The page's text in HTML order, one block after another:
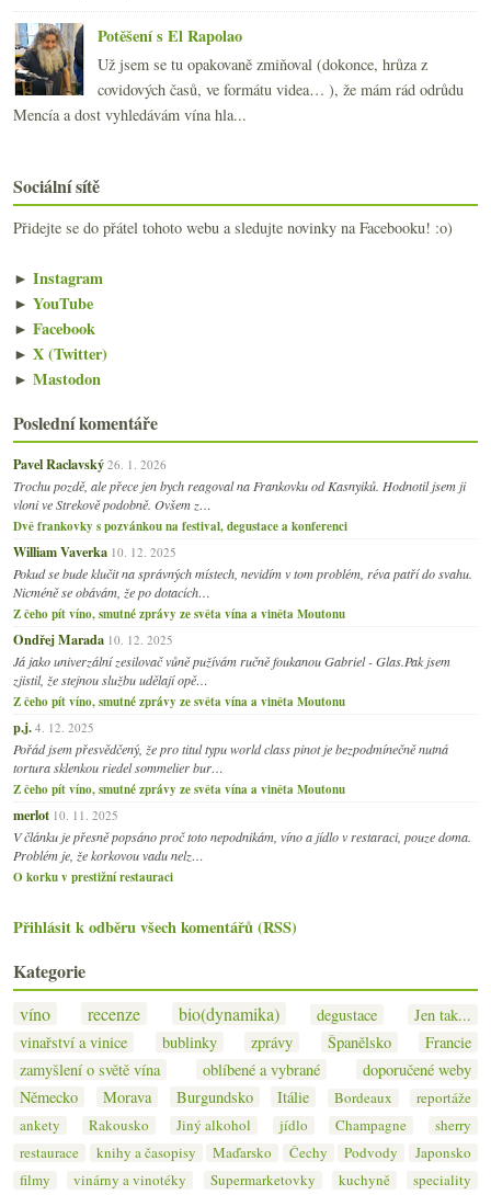
Potěšení s El Rapolao
Už jsem se tu opakovaně zmiňoval (dokonce, hrůza z
covidových časů, ve formátu videa… ), že mám rád odrůdu
Mencía a dost vyhledávám vína hla...
Sociální sítě
Přidejte se do přátel tohoto webu a sledujte novinky na Facebooku! :o)
► Instagram
► YouTube
► Facebook
► X (Twitter)
► Mastodon
Poslední komentáře
Pavel Raclavský 26. 1. 2026
Trochu pozdě, ale přece jen bych reagoval na Frankovku od Kasnyiků. Hodnotil jsem ji
vloni ve Strekově podobně. Ovšem z…
Dvě frankovky s pozvánkou na festival, degustace a konferenci
William Vaverka 10. 12. 2025
Pokud se bude klučit na správných místech, nevidím v tom problém, réva patří do svahu.
Nicméně se obávám, že po dotacích…
Z čeho pít víno, smutné zprávy ze světa vína a viněta Moutonu
Ondřej Marada 10. 12. 2025
Já jako univerzální zesilovač vůně pužívám ručně foukanou Gabriel - Glas.Pak jsem
zjistil, že stejnou službu udělají opě…
Z čeho pít víno, smutné zprávy ze světa vína a viněta Moutonu
p.j. 4. 12. 2025
Pořád jsem přesvědčený, že pro titul typu world class pinot je bezpodmínečně nutná
tortura sklenkou riedel sommelier bur…
Z čeho pít víno, smutné zprávy ze světa vína a viněta Moutonu
merlot 10. 11. 2025
V článku je přesně popsáno proč toto nepodnikám, víno a jídlo v restaraci, pouze doma.
Problém je, že korkovou vadu nelz…
O korku v prestižní restauraci
Přihlásit k odběru všech komentářů (RSS)
Kategorie
víno recenze bio(dynamika) degustace
Jen tak...
vinařství a vinice
bublinky zprávy Španělsko
Francie
zamyšlení o světě vína
oblíbené a vybrané
doporučené weby
Německo
Morava Burgundsko Itálie Bordeaux
reportáže
ankety
Rakousko Jiný alkohol jídlo Champagne
sherry
restaurace
knihy a časopisy Maďarsko Čechy Podvody
Japonsko
filmy
vinárny a vinotéky Supermarketovky kuchyně speciality